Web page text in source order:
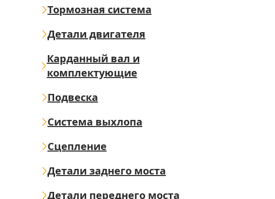
Тормозная система
Детали двигателя
Карданный вал и
комплектующие
Подвеска
Система выхлопа
Сцепление
Детали заднего моста
Детали переднего моста